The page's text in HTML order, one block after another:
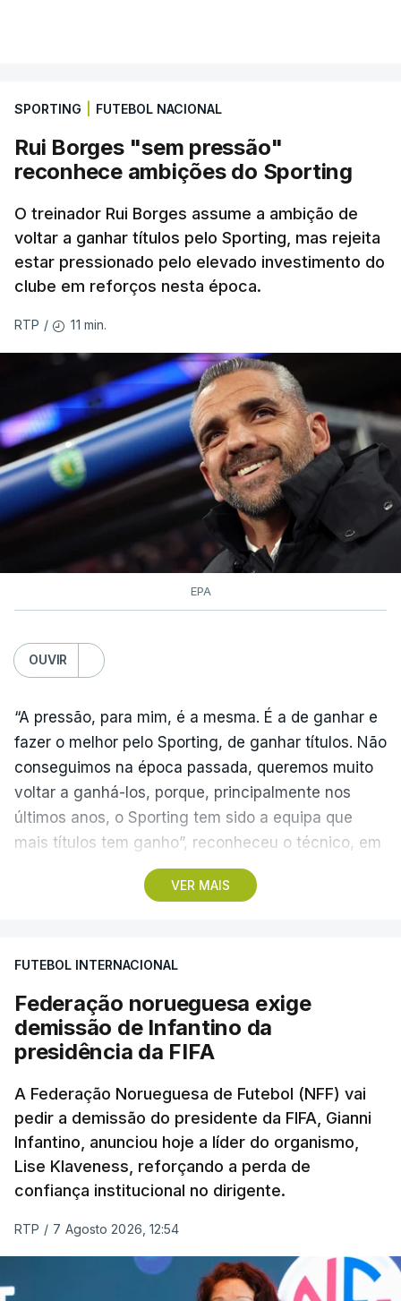
SPORTING FUTEBOL NACIONAL
Rui Borges "sem pressão"
reconhece ambições do Sporting
O treinador Rui Borges assume a ambição de
voltar a ganhar títulos pelo Sporting, mas rejeita
estar pressionado pelo elevado investimento do
clube em reforços nesta época.
RTP / 11 min.
EPA
OUVIR
VER MAIS
“A pressão, para mim, é a mesma. É a de ganhar e
fazer o melhor pelo Sporting, de ganhar títulos. Não
conseguimos na época passada, queremos muito
voltar a ganhá-los, porque, principalmente nos
últimos anos, o Sporting tem sido a equipa que
mais títulos tem ganho”, reconheceu o técnico, em
Amadora, mas foi dominada pela atividade dos
‘leões’ no mercado de transferências, onde Borges
vincou, mais do que uma vez, que o clube “tem
feito um trabalho excelente”.
Questionado sobre se o elevado número de
entradas e saídas confirmava que o Sporting
estava a precisar de jogadores com vontade de
vencer pelo clube, como afirmou o presidente,
Frederico Varandas, após a derrota na final da
acontecer” mudanças, “até por vontade mútua” do
clube e dos jogadores.
FUTEBOL INTERNACIONAL
Federação norueguesa exige
demissão de Infantino da
presidência da FIFA
A Federação Norueguesa de Futebol (NFF) vai
pedir a demissão do presidente da FIFA, Gianni
Infantino, anunciou hoje a líder do organismo,
Lise Klaveness, reforçando a perda de
confiança institucional no dirigente.
RTP / 7 Agosto 2026, 12:54